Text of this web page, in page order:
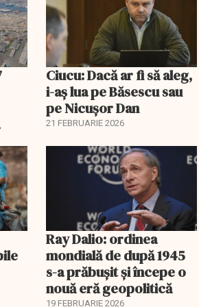
Ciucu: Dacă ar fi să aleg,
i-aș lua pe Băsescu sau
pe Nicușor Dan
21 FEBRUARIE 2026
Ray Dalio: ordinea
mondială de după 1945
s-a prăbușit și începe o
nouă eră geopolitică
19 FEBRUARIE 2026